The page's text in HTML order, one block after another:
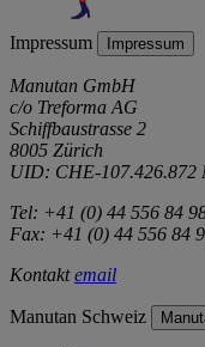
Impressum Impressum
Manutan GmbH
c/o Treforma AG
Schiffbaustrasse 2
8005 Zürich
UID: CHE-107.426.872
Tel: +41 (0) 44 556 84
Fax: +41 (0) 44 556 84
Kontaktemail
Manutan Schweiz